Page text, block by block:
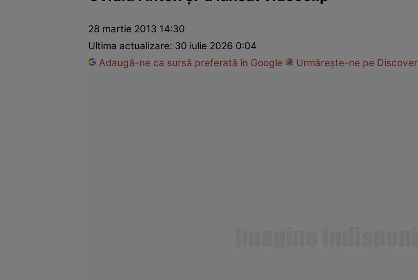
Vedete internaționaleVedete româneștiInterviurile Click!
28 martie 2013 14:30
Ultima actualizare: 30 iulie 2026 0:04
Adaugă-ne ca sursă preferată în Google
Urmărește-ne pe Discover